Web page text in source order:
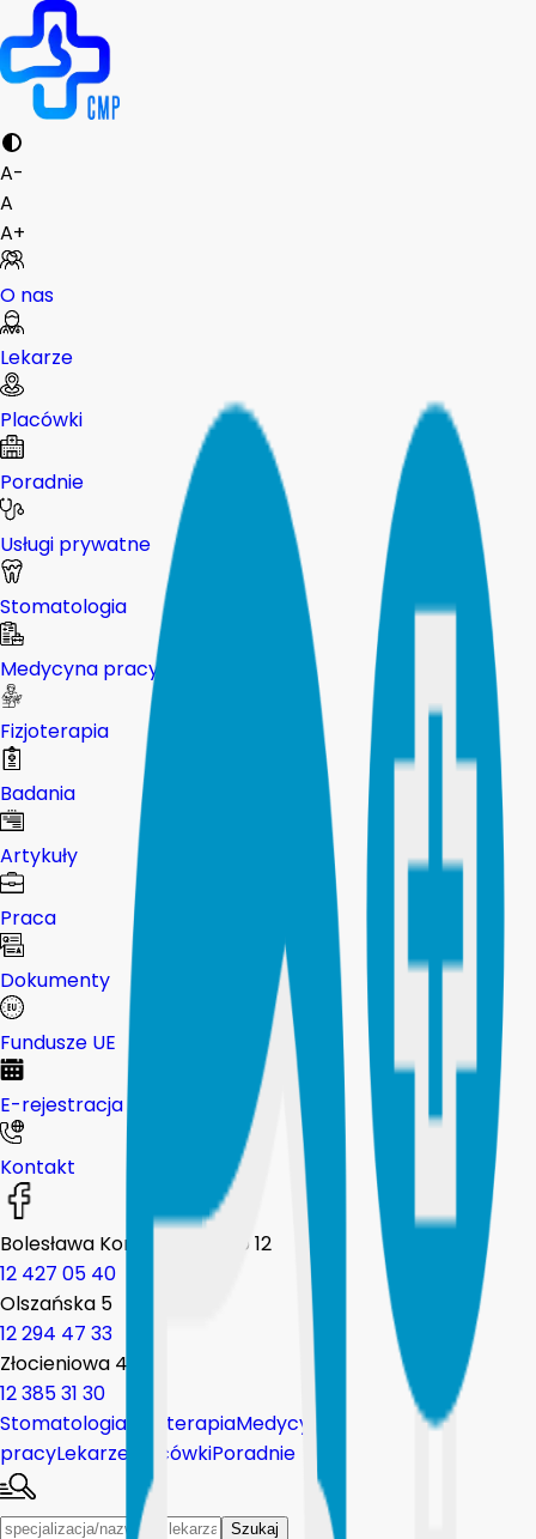
A-
A
A+
O nas
Lekarze
Placówki
Poradnie
Usługi prywatne
Stomatologia
Medycyna pracy
Fizjoterapia
Badania
Artykuły
Praca
Dokumenty
Fundusze UE
E-rejestracja
Kontakt
Bolesława Komorowskiego 12
12 427 05 40
Olszańska 5
12 294 47 33
Złocieniowa 44
12 385 31 30
Stomatologia FizjoterapiaMedycyna
pracyLekarze PlacówkiPoradnie
Szukaj